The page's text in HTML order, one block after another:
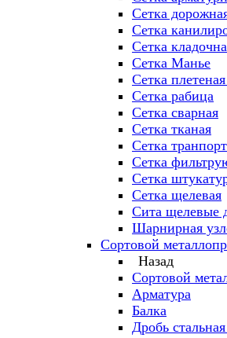
Сетка
Сетка
Сетка
Сетка Манье
Сетка
Сетка рабица
Сетка сварная
Сетка тканая
Сетка
Сетка
Сетка
Сетка щелевая
Сита щелевые
Шарнирная
Сортовой
Назад
Сортовой
Арматура
Балка
Дробь